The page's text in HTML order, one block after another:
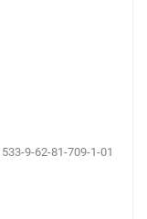
533-9-62-81-709-1-01